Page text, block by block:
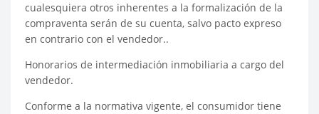
cualesquiera otros inherentes a la formalización de la
compraventa serán de su cuenta, salvo pacto expreso
en contrario con el vendedor..
Honorarios de intermediación inmobiliaria a cargo del
vendedor.
Conforme a la normativa vigente, el consumidor tiene